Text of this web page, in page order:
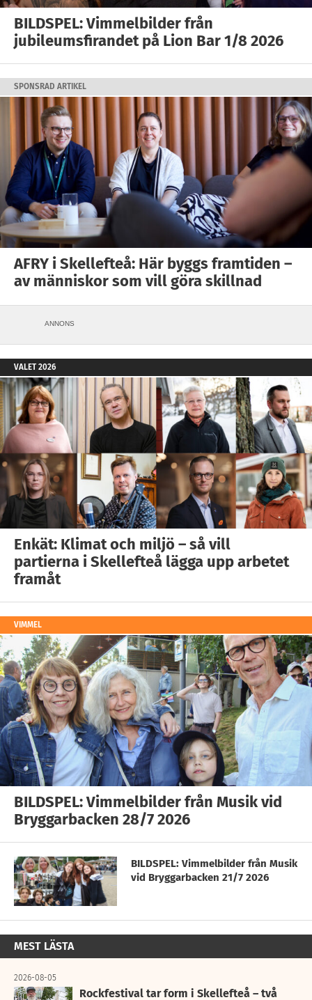
BILDSPEL: Vimmelbilder från
jubileumsfirandet på Lion Bar 1/8 2026
SPONSRAD ARTIKEL
AFRY i Skellefteå: Här byggs framtiden –
av människor som vill göra skillnad
ANNONS
VALET 2026
Enkät: Klimat och miljö – så vill
partierna i Skellefteå lägga upp arbetet
framåt
VIMMEL
BILDSPEL: Vimmelbilder från Musik vid
Bryggarbacken 28/7 2026
BILDSPEL: Vimmelbilder från Musik
vid Bryggarbacken 21/7 2026
MEST LÄSTA
2026-08-05
Rockfestival tar form i Skellefteå – två